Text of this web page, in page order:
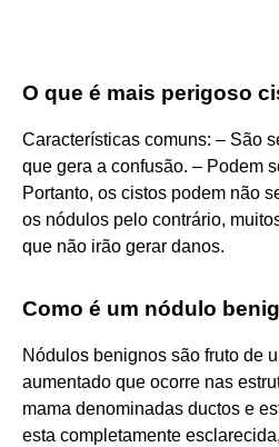
O que é mais perigoso
Características comuns: – São
que gera a confusão. – Podem
Portanto, os cistos podem não
os nódulos pelo contrário,
que não irão gerar danos.
Como é um nódulo
Nódulos benignos são fruto de
aumentado que ocorre nas
mama denominadas ductos e
esta completamente